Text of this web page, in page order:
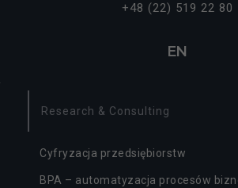
+48 (22) 519 22 80
EN
Research & Consulting
Cyfryzacja przedsiębiorstw
BPA – automatyzacja procesów